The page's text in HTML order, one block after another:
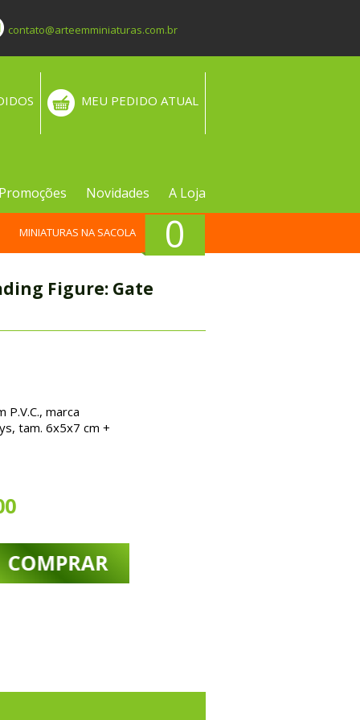
contato@arteemminiaturas.com.br
MEU PEDIDO ATUAL
Promoções Novidades A Loja
0
MINIATURAS NA SACOLA
Figure: Gate
P.V.C., marca
tam. 6x5x7 cm +